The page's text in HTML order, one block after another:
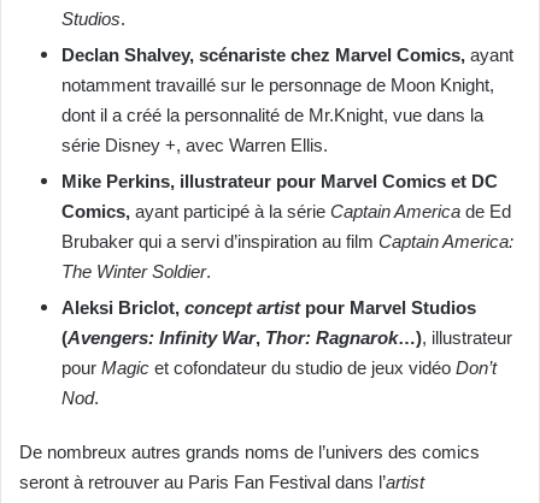
Studios.
Declan Shalvey, scénariste chez Marvel Comics, ayant
notamment travaillé sur le personnage de Moon Knight,
dont il a créé la personnalité de Mr.Knight, vue dans la
série Disney +, avec Warren Ellis.
Mike Perkins, illustrateur pour Marvel Comics et DC
Comics, ayant participé à la série Captain America de Ed
Brubaker qui a servi d’inspiration au film Captain America:
The Winter Soldier.
Aleksi Briclot, concept artist pour Marvel Studios
(Avengers: Infinity War, Thor: Ragnarok…), illustrateur
pour Magic et cofondateur du studio de jeux vidéo Don’t
Nod.
De nombreux autres grands noms de l’univers des comics
seront à retrouver au Paris Fan Festival dans l’artist